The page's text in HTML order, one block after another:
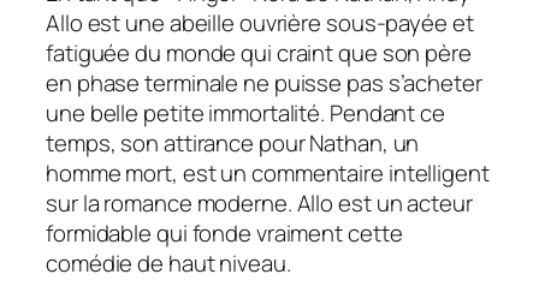
Allo est une abeille ouvrière sous-payée et
fatiguée du monde qui craint que son père
en phase terminale ne puisse pas s’acheter
une belle petite immortalité. Pendant ce
temps, son attirance pour Nathan, un
homme mort, est un commentaire intelligent
sur la romance moderne. Allo est un acteur
formidable qui fonde vraiment cette
comédie de haut niveau.